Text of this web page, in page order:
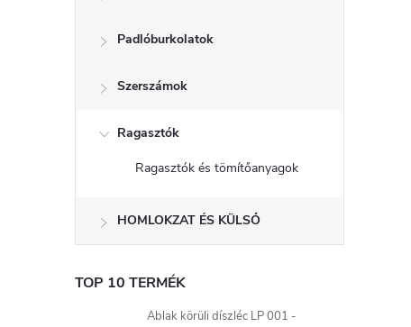
Padlóburkolatok
Szerszámok
Ragasztók
Ragasztók és tömítőanyagok
HOMLOKZAT ÉS KÜLSŐ
TOP 10 TERMÉK
Ablak körüli díszléc LP 001 -